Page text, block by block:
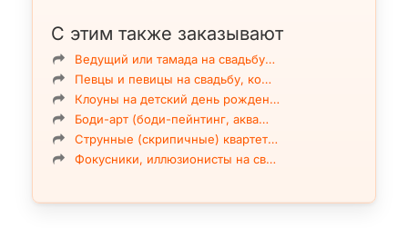
С этим также заказывают
Ведущий или тамада на свадьбу…
Певцы и певицы на свадьбу, ко…
Клоуны на детский день рожден…
Боди-арт (боди-пейнтинг, аква…
Струнные (скрипичные) квартет…
Фокусники, иллюзионисты на св…